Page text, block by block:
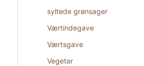
syltede grønsager
Værtindegave
Værtsgave
Vegetar